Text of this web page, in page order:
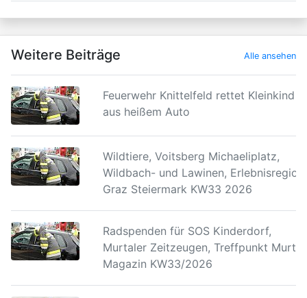
Weitere Beiträge Alle ansehen
Feuerwehr Knittelfeld rettet Kleinkind
aus heißem Auto
Wildtiere, Voitsberg Michaeliplatz,
Wildbach- und Lawinen, Erlebnisregion
Graz Steiermark KW33 2026
Radspenden für SOS Kinderdorf,
Murtaler Zeitzeugen, Treffpunkt Murtal
Magazin KW33/2026